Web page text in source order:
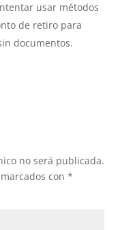
usar métodos
de retiro para
documentos.
no será publicada.
con *